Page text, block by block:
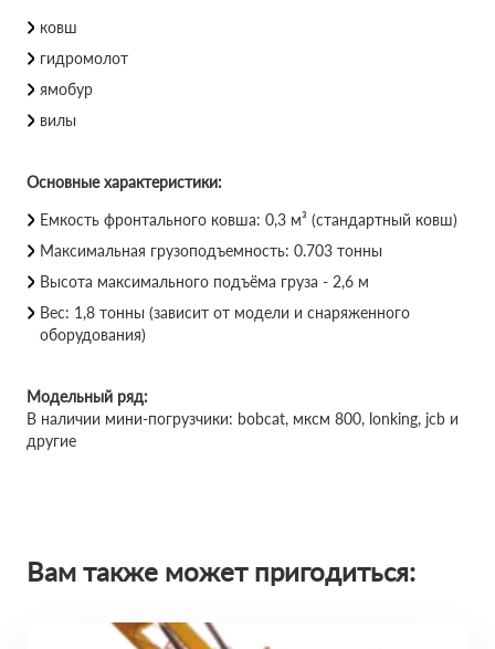
ковш
гидромолот
ямобур
вилы
Основные характеристики:
Емкость фронтального ковша: 0,3 м³ (стандартный ковш)
Максимальная грузоподъемность: 0.703 тонны
Высота максимального подъёма груза - 2,6 м
Вес: 1,8 тонны (зависит от модели и снаряженного
оборудования)
Модельный ряд:
В наличии мини-погрузчики: bobcat, мксм 800, lonking, jcb и
другие
Вам также может пригодиться: